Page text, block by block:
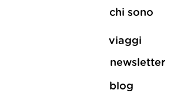
chi sono
viaggi
newsletter
blog